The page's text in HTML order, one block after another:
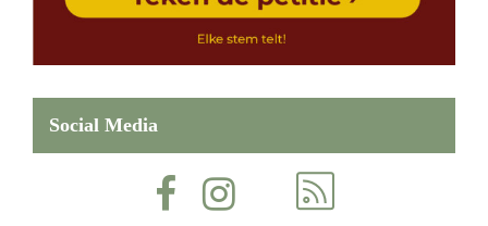
Social Media